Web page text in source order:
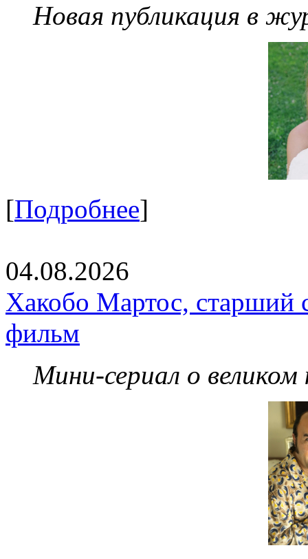
Новая публикация в
[Подробнее]
04.08.2026
Хакобо Мартос, старший
фильм
Мини-сериал о великом